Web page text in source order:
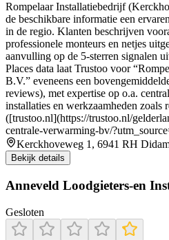
Rompelaar Installatiebedrijf
de beschikbare informatie een
in de regio. Klanten beschrijven
professionele monteurs en netjes
aanvulling op de 5-sterren signalen
Places data laat Trustoo voor
B.V.” eveneens een
reviews), met expertise op o.a.
installaties en werkzaamheden zoals
([trustoo.nl](https://trustoo.nl/
centrale-verwarming-bv/
Kerckhoveweg 1, 6941 RH
Bekijk details
Anneveld Loodgieters-en
Gesloten